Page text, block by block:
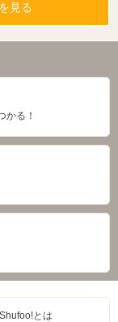
見る
かる！
Shufoo!とは